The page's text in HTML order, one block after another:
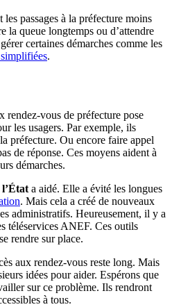
passages à la préfecture moins
la queue longtemps ou d’attendre
certaines démarches comme les
.
rendez-vous de préfecture pose
les usagers. Par exemple, ils
préfecture. Ou encore faire appel
de réponse. Ces moyens aident à
démarches.
l’État a aidé. Elle a évité les longues
. Mais cela a créé de nouveaux
administratifs. Heureusement, il y a
téléservices ANEF. Ces outils
rendre sur place.
aux rendez-vous reste long. Mais
idées pour aider. Espérons que
sur ce problème. Ils rendront
à tous.